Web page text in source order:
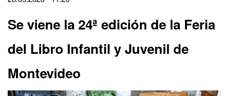
top
Se viene la 24ª edición de la Feria
del Libro Infantil y Juvenil de
Montevideo